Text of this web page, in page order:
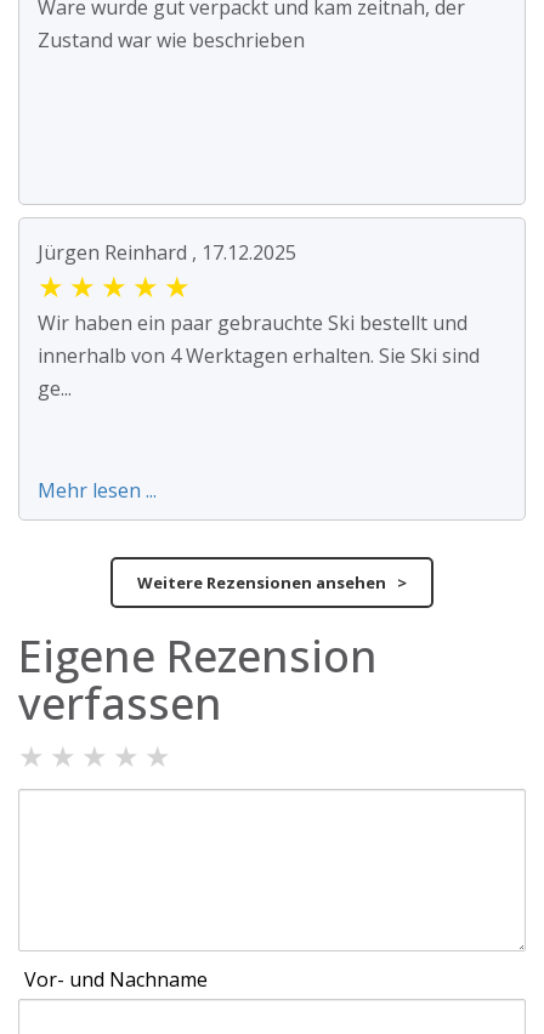
Ware wurde gut verpackt und kam zeitnah, der
Zustand war wie beschrieben
Jürgen Reinhard , 17.12.2025
★ ★ ★ ★ ★
Wir haben ein paar gebrauchte Ski bestellt und
innerhalb von 4 Werktagen erhalten. Sie Ski sind
ge...
Mehr lesen ...
Weitere Rezensionen ansehen >
Eigene Rezension
verfassen
★ ★ ★ ★ ★
Vor- und Nachname